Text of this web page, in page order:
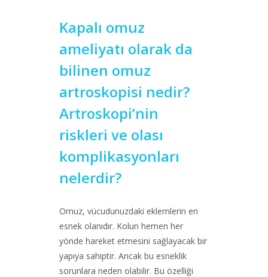
Kapalı omuz
ameliyatı olarak da
bilinen omuz
artroskopisi nedir?
Artroskopi’nin
riskleri ve olası
komplikasyonları
nelerdir?
Omuz, vücudunuzdaki eklemlerin en
esnek olanıdır. Kolun hemen her
yönde hareket etmesini sağlayacak bir
yapıya sahiptir. Ancak bu esneklik
sorunlara neden olabilir. Bu özelliği